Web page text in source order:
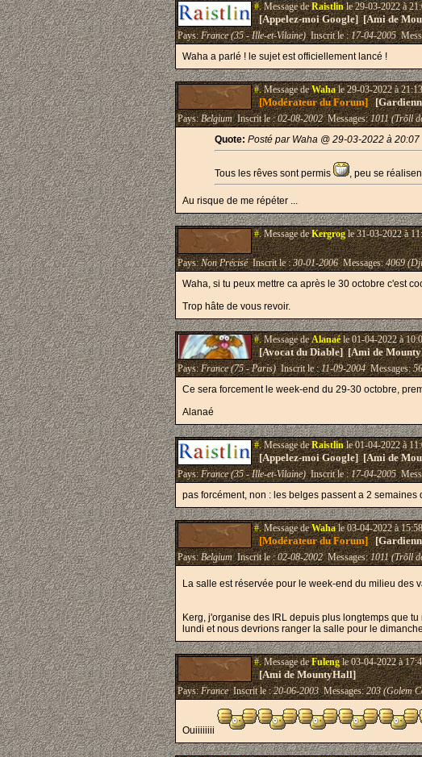
#.Message deRaistlinle 29-03-2022 à
[Appelez-moi Google] [Ami de
Pays:France (35 - Ille-et-Vilaine)Inscrit le :17-04-2005
Waha a parlé ! le sujet est officiellement lancé !
#.Message deWahale 29-03-2022 à 21:13
[Modérateur du Forum]
Pays:BelgiumInscrit le :02-08-2002Messages:1011 (Trõll
Quote: Posté par Waha @ 29-03-2022 à 20:07
Tous les rêves sont permis , peu se
Au risque de me répéter ...
#.Message deKergrogle 31-03-2022 à
Pays:Non PréciséInscrit le :30-01-2006Messages:4069
Waha, si tu peux mettre ca après le 30 octobre c'est
Trop hâte de vous revoir.
#.Message deAlanaéle 01-04-2022 à
[Avocat du Diable] [Ami de
Pays:France (75 - Paris)Inscrit le :11-09-2004Messages:
Ce sera forcement le week-end du 29-30 octobre,
Alanaé
#.Message deRaistlinle 01-04-2022 à
[Appelez-moi Google] [Ami de
Pays:France (35 - Ille-et-Vilaine)Inscrit le :17-04-2005
pas forcément, non : les belges passent a 2
#.Message deWahale 03-04-2022 à 15:58
[Modérateur du Forum]
Pays:BelgiumInscrit le :02-08-2002Messages:1011 (Trõll
La salle est réservée pour le week-end du milieu des
Kerg, j'organise des IRL depuis plus longtemps que
lundi et nous devrions ranger la salle pour le
#.Message deFulengle 03-04-2022 à
[Ami de MountyHall]
Pays:FranceInscrit le :20-06-2003Messages:203 (Golem
Ouiiiiiiii